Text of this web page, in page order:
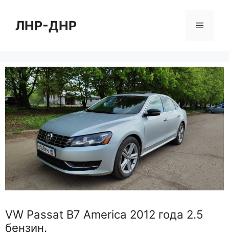
содержимому
ЛНР-ДНР Меню
VW Passat B7 America 2012 года 2.5
бензин.